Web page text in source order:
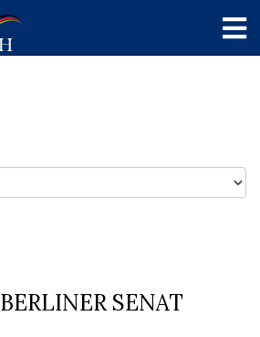
BERLINER SENAT